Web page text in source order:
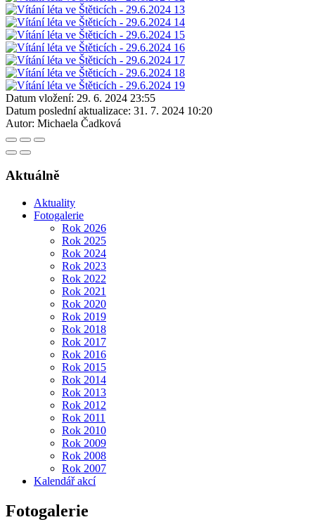
Datum vložení: 29. 6. 2024 23:55
Datum poslední aktualizace: 31. 7. 2024 10:20
Autor: Michaela Čadková
Aktuálně
Aktuality
Fotogalerie
Rok 2026
Rok 2025
Rok 2024
Rok 2023
Rok 2022
Rok 2021
Rok 2020
Rok 2019
Rok 2018
Rok 2017
Rok 2016
Rok 2015
Rok 2014
Rok 2013
Rok 2012
Rok 2011
Rok 2010
Rok 2009
Rok 2008
Rok 2007
Kalendář akcí
Fotogalerie